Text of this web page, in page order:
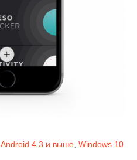
Android 4.3 и выше, Windows 10